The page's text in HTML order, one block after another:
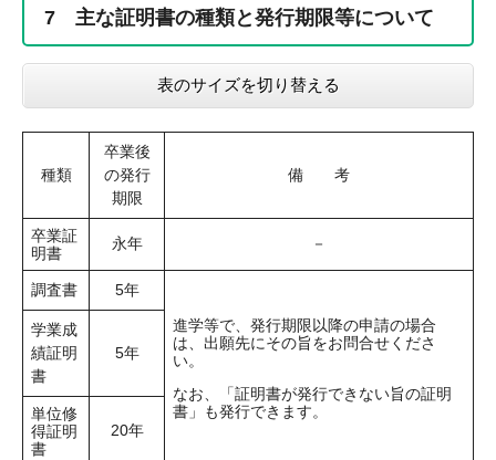
7 主な証明書の種類と発行期限等について
表のサイズを切り替える
種類
卒業後
の発行
期限
備 考
卒業証
明書
永年 －
調査書
5年
進学等で、発行期限以降の申請の場合
は、出願先にその旨をお問合せくださ
い。
なお、「証明書が発行できない旨の証明
書」も発行できます。
学業成
績証明
書
5年
単位修
得証明
書
20年